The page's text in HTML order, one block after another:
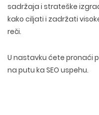
sadržaja i strateške
kako ciljati i zadržati
reči.
U nastavku ćete pronaći
na putu ka SEO uspehu.